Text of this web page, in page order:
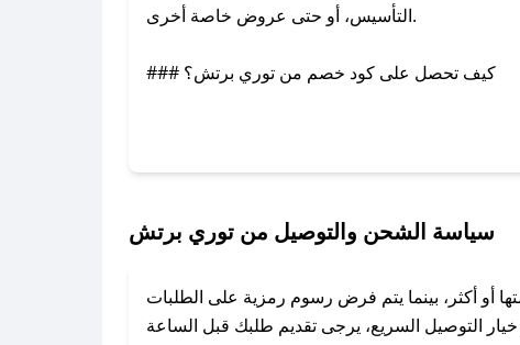
التأسيس، أو حتى عروض خاصة أخرى.
### كيف تحصل على كود خصم من توري برتش؟
عبر تويتر أو البريد الإلكتروني لإضافته بسرعة.
وسنقوم بحل المشكلة في أسرع وقت ممكن.
سياسة الشحن والتوصيل من توري برتش
أو أكثر، بينما يتم فرض رسوم رمزية على الطلبات